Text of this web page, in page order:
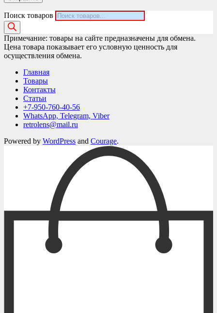
Поиск товаров
Примечание: товары на сайте предназначены для обмена.
Цена товара показывает его условную ценность для
осуществления обмена.
Главная
Товары
Контакты
Статьи
+7-950-760-40-56
WhatsApp, Telegram, Viber
retrolens@mail.ru
Powered by WordPress and Courage.